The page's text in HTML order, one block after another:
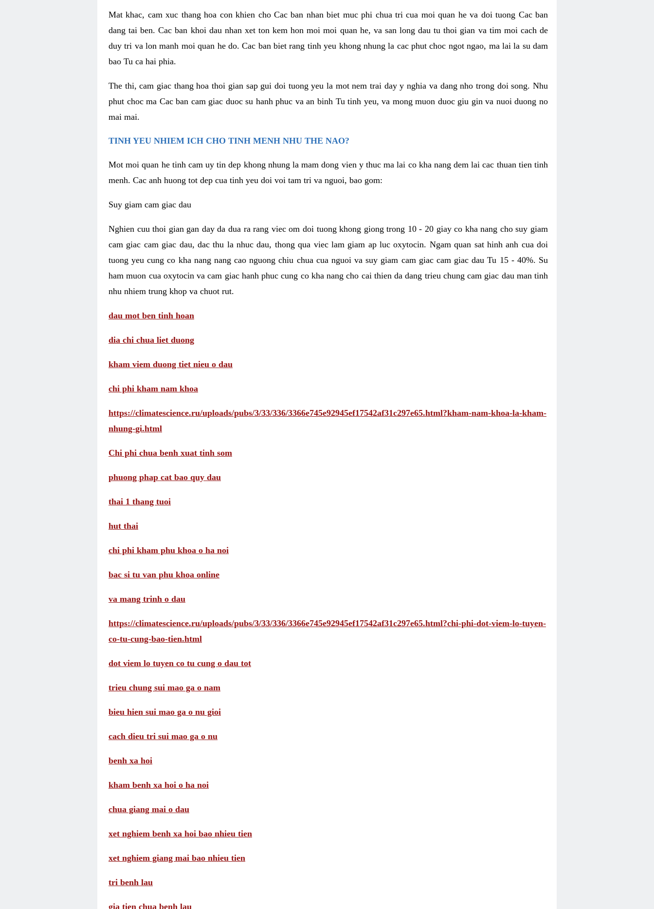
Mat khac, cam xuc thang hoa con khien cho Cac ban nhan biet muc phi chua tri cua moi quan he va doi tuong Cac ban
dang tai ben. Cac ban khoi dau nhan xet ton kem hon moi moi quan he, va san long dau tu thoi gian va tim moi cach de
duy tri va lon manh moi quan he do. Cac ban biet rang tinh yeu khong nhung la cac phut choc ngot ngao, ma lai la su dam
bao Tu ca hai phia.
The thi, cam giac thang hoa thoi gian sap gui doi tuong yeu la mot nem trai day y nghia va dang nho trong doi song. Nhu
phut choc ma Cac ban cam giac duoc su hanh phuc va an binh Tu tinh yeu, va mong muon duoc giu gin va nuoi duong no
mai mai.
TINH YEU NHIEM ICH CHO TINH MENH NHU THE NAO?
Mot moi quan he tinh cam uy tin dep khong nhung la mam dong vien y thuc ma lai co kha nang dem lai cac thuan tien tinh
menh. Cac anh huong tot dep cua tinh yeu doi voi tam tri va nguoi, bao gom:
Suy giam cam giac dau
Nghien cuu thoi gian gan day da dua ra rang viec om doi tuong khong giong trong 10 - 20 giay co kha nang cho suy giam
cam giac cam giac dau, dac thu la nhuc dau, thong qua viec lam giam ap luc oxytocin. Ngam quan sat hinh anh cua doi
tuong yeu cung co kha nang nang cao nguong chiu chua cua nguoi va suy giam cam giac cam giac dau Tu 15 - 40%. Su
ham muon cua oxytocin va cam giac hanh phuc cung co kha nang cho cai thien da dang trieu chung cam giac dau man tinh
nhu nhiem trung khop va chuot rut.
dau mot ben tinh hoan
dia chi chua liet duong
kham viem duong tiet nieu o dau
chi phi kham nam khoa
https://climatescience.ru/uploads/pubs/3/33/336/3366e745e92945ef17542af31c297e65.html?kham-nam-khoa-la-kham-
nhung-gi.html
Chi phi chua benh xuat tinh som
phuong phap cat bao quy dau
thai 1 thang tuoi
hut thai
chi phi kham phu khoa o ha noi
bac si tu van phu khoa online
va mang trinh o dau
https://climatescience.ru/uploads/pubs/3/33/336/3366e745e92945ef17542af31c297e65.html?chi-phi-dot-viem-lo-tuyen-
co-tu-cung-bao-tien.html
dot viem lo tuyen co tu cung o dau tot
trieu chung sui mao ga o nam
bieu hien sui mao ga o nu gioi
cach dieu tri sui mao ga o nu
benh xa hoi
kham benh xa hoi o ha noi
chua giang mai o dau
xet nghiem benh xa hoi bao nhieu tien
xet nghiem giang mai bao nhieu tien
tri benh lau
gia tien chua benh lau